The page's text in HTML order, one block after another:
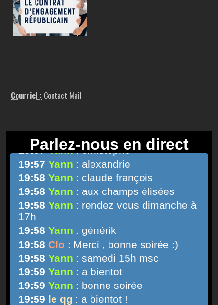
Courriel : Contact Mail